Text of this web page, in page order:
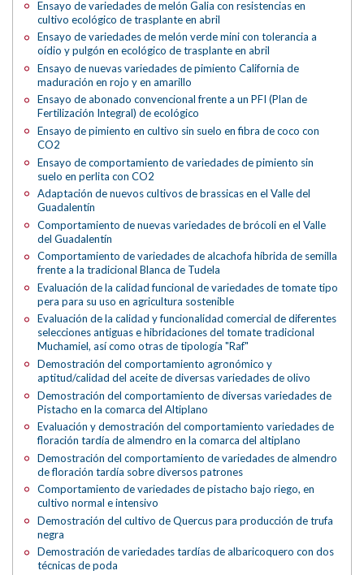
Ensayo de variedades de melón Galia con resistencias en
cultivo ecológico de trasplante en abril
Ensayo de variedades de melón verde mini con tolerancia a
oídio y pulgón en ecológico de trasplante en abril
Ensayo de nuevas variedades de pimiento California de
maduración en rojo y en amarillo
Ensayo de abonado convencional frente a un PFI (Plan de
Fertilización Integral) de ecológico
Ensayo de pimiento en cultivo sin suelo en fibra de coco con
CO2
Ensayo de comportamiento de variedades de pimiento sin
suelo en perlita con CO2
Adaptación de nuevos cultivos de brassicas en el Valle del
Guadalentín
Comportamiento de nuevas variedades de brócoli en el Valle
del Guadalentín
Comportamiento de variedades de alcachofa híbrida de semilla
frente a la tradicional Blanca de Tudela
Evaluación de la calidad funcional de variedades de tomate tipo
pera para su uso en agricultura sostenible
Evaluación de la calidad y funcionalidad comercial de diferentes
selecciones antiguas e hibridaciones del tomate tradicional
Muchamiel, así como otras de tipología "Raf"
Demostración del comportamiento agronómico y
aptitud/calidad del aceite de diversas variedades de olivo
Demostración del comportamiento de diversas variedades de
Pistacho en la comarca del Altiplano
Evaluación y demostración del comportamiento variedades de
floración tardía de almendro en la comarca del altiplano
Demostración del comportamiento de variedades de almendro
de floración tardía sobre diversos patrones
Comportamiento de variedades de pistacho bajo riego, en
cultivo normal e intensivo
Demostración del cultivo de Quercus para producción de trufa
negra
Demostración de variedades tardías de albaricoquero con dos
técnicas de poda